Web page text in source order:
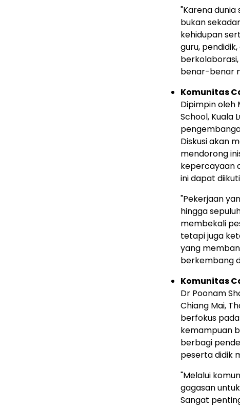
"Karena dunia
bukan
kehidupan
guru,
benar-benar
Komunitas
Dipimpin oleh
School, Kuala
Diskusi akan
mendorong
kepercayaan
ini dapat
"Pekerjaan
hingga
membekali
tetapi juga
yang
berkembang
Komunitas
Dr Poonam
Chiang Mai,
berfokus
kemampuan
berbagi
peserta didik
"Melalui
gagasan
Sangat